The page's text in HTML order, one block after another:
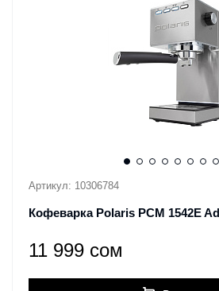
Артикул: 10306784
Кофеварка Polaris PCM 1542E
11 999 сом